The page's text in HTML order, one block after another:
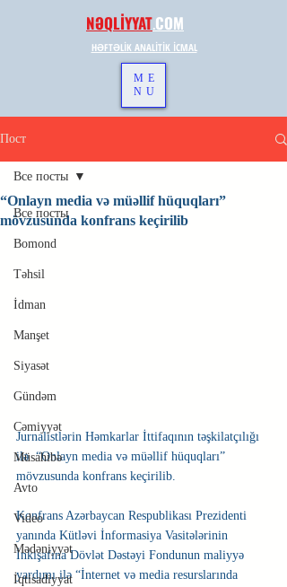
NƏQLİYYAT.COM
HƏFTƏLİK ANALİTİK İCMAL
ME
NU
Пост
Все посты
Bomond
Təhsil
İdman
Manşet
Siyasət
Gündəm
Cəmiyyət
Müsahibə
Avto
Video
Mədəniyyət
İqtisadiyyat
Все посты
“Onlayn media və müəllif hüquqları”
mövzusunda konfrans keçirilib
Jurnalistlərin Həmkarlar İttifaqının təşkilatçılığı
ilə  “Onlayn media və müəllif hüquqları”
mövzusunda konfrans keçirilib.
Konfrans Azərbaycan Respublikası Prezidenti
yanında Kütləvi İnformasiya Vasitələrinin
İnkişafına Dövlət Dəstəyi Fondunun maliyyə
yardımı ilə “İnternet və media resurslarında